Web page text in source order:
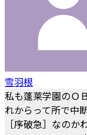
雪羽根
私も蓬莱学園のＯ
れからって所で中
［序破急］なの